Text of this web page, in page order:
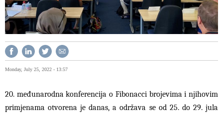
Monday, July 25, 2022 - 13:57
20. međunarodna konferencija o Fibonacci brojevima i njihovim
primjenama otvorena je danas, a održava se od 25. do 29. jula